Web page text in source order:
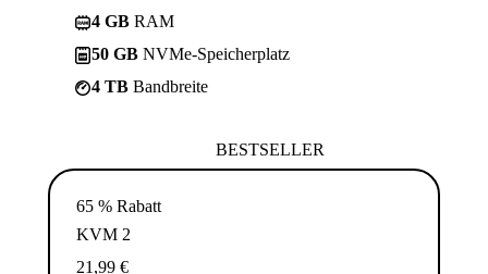
4 GB RAM
50 GB NVMe-Speicherplatz
4 TB Bandbreite
BESTSELLER
65 % Rabatt
KVM 2
21,99 €